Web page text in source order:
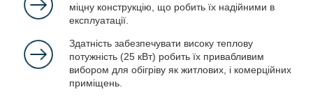
міцну конструкцію, що робить їх надійними в
експлуатації.
Здатність забезпечувати високу теплову
потужність (25 кВт) робить їх привабливим
вибором для обігріву як житлових, і комерційних
приміщень.